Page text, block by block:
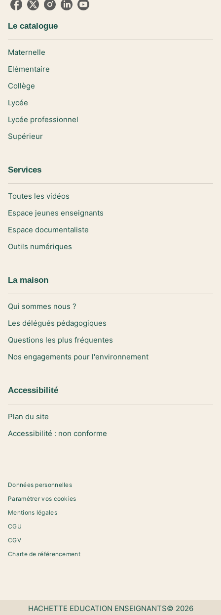
Le catalogue
Maternelle
Elémentaire
Collège
Lycée
Lycée professionnel
Supérieur
Services
Toutes les vidéos
Espace jeunes enseignants
Espace documentaliste
Outils numériques
La maison
Qui sommes nous ?
Les délégués pédagogiques
Questions les plus fréquentes
Nos engagements pour l'environnement
Accessibilité
Plan du site
Accessibilité : non conforme
Données personnelles
Paramétrer vos cookies
Mentions légales
CGU
CGV
Charte de référencement
HACHETTE EDUCATION ENSEIGNANTS© 2026